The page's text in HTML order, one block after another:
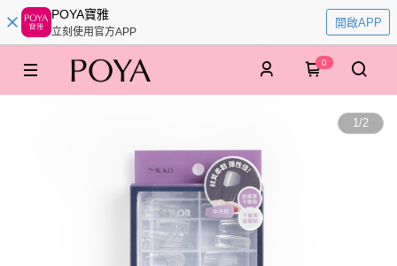
POYA寶雅
立刻使用官方APP
開啟APP
0
1/2